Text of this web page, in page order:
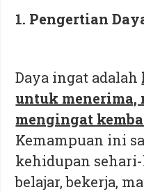
1. Pengertian
Daya ingat adalah
untuk menerima,
mengingat
Kemampuan ini
kehidupan
belajar, bekerja,